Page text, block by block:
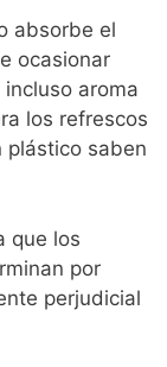
absorbe el
ocasionar
aroma
los refrescos
plástico saben
que los
por
perjudicial